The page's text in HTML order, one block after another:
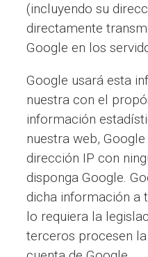
(incluyendo su
directamente
Google en los
Google usará esta
nuestra con el
información
nuestra web,
dirección IP con
disponga Google.
dicha información a
lo requiera la
terceros procesen